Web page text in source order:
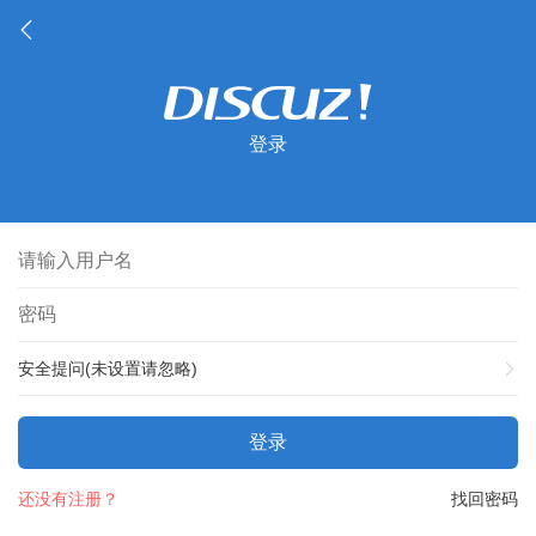
登录
安全提问(未设置请忽略)
登录
找回密码
还没有注册？